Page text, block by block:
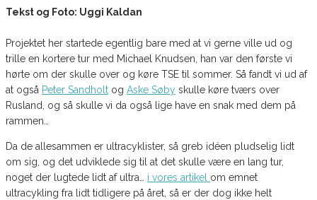
Tekst og Foto: Uggi Kaldan
Projektet her startede egentlig bare med at vi gerne ville ud og
trille en kortere tur med Michael Knudsen, han var den første vi
hørte om der skulle over og køre TSE til sommer. Så fandt vi ud af
at også Peter Sandholt og Aske Søby skulle køre tværs over
Rusland, og så skulle vi da også lige have en snak med dem på
rammen…
Da de allesammen er ultracyklister, så greb idéen pludselig lidt
om sig, og det udviklede sig til at det skulle være en lang tur,
noget der lugtede lidt af ultra… i vores artikel om emnet
ultracykling fra lidt tidligere på året, så er der dog ikke helt